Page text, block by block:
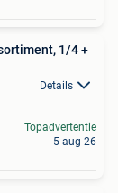
1/4 +
Details
Topadvertentie
5 aug 26